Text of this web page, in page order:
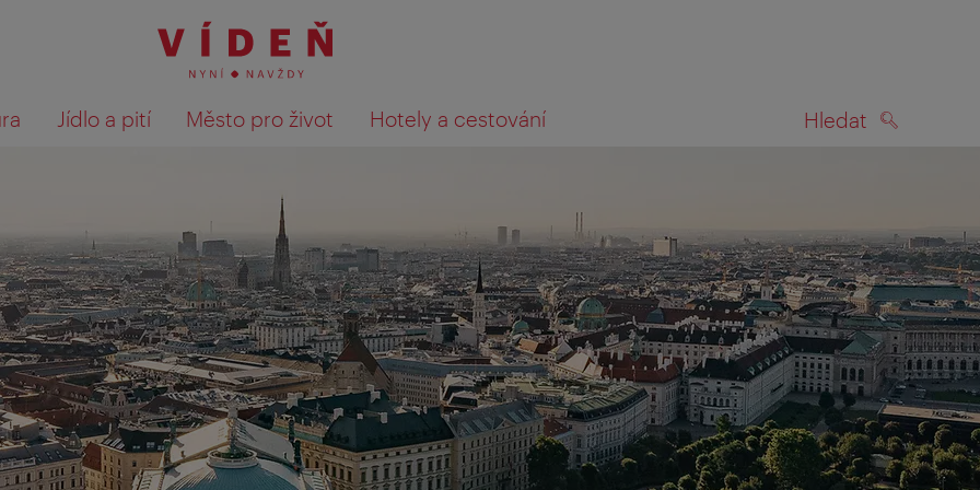
Jídlo a pití Město pro život Hotely a cestování Hledat